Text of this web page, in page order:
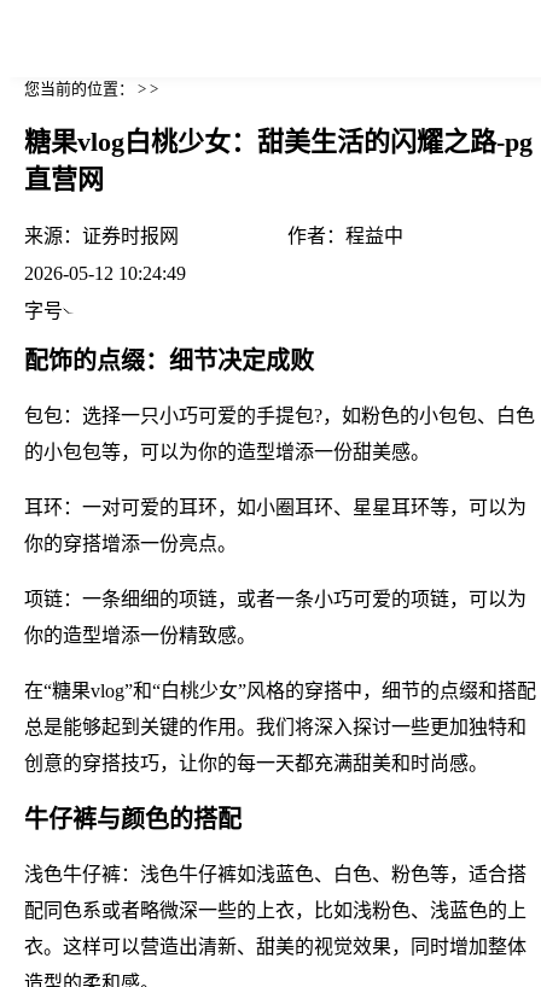
您当前的位置： > >
糖果vlog白桃少女：甜美生活的闪耀之路-pg
直营网
来源： 证券时报网 作者： 程益中
2026-05-12 10:24:49
字号
配饰的点缀：细节决定成败
包包：选择一只小巧可爱的手提包?，如粉色的小包包、白色
的小包包等，可以为你的造型增添一份甜美感。
耳环：一对可爱的耳环，如小圈耳环、星星耳环等，可以为
你的穿搭增添一份亮点。
项链：一条细细的项链，或者一条小巧可爱的项链，可以为
你的造型增添一份精致感。
在“糖果vlog”和“白桃少女”风格的穿搭中，细节的点缀和搭配
总是能够起到关键的作用。我们将深入探讨一些更加独特和
创意的穿搭技巧，让你的每一天都充满甜美和时尚感。
牛仔裤与颜色的搭配
浅色牛仔裤：浅色牛仔裤如浅蓝色、白色、粉色等，适合搭
配同色系或者略微深一些的上衣，比如浅粉色、浅蓝色的上
衣。这样可以营造出清新、甜美的视觉效果，同时增加整体
造型的柔和感。